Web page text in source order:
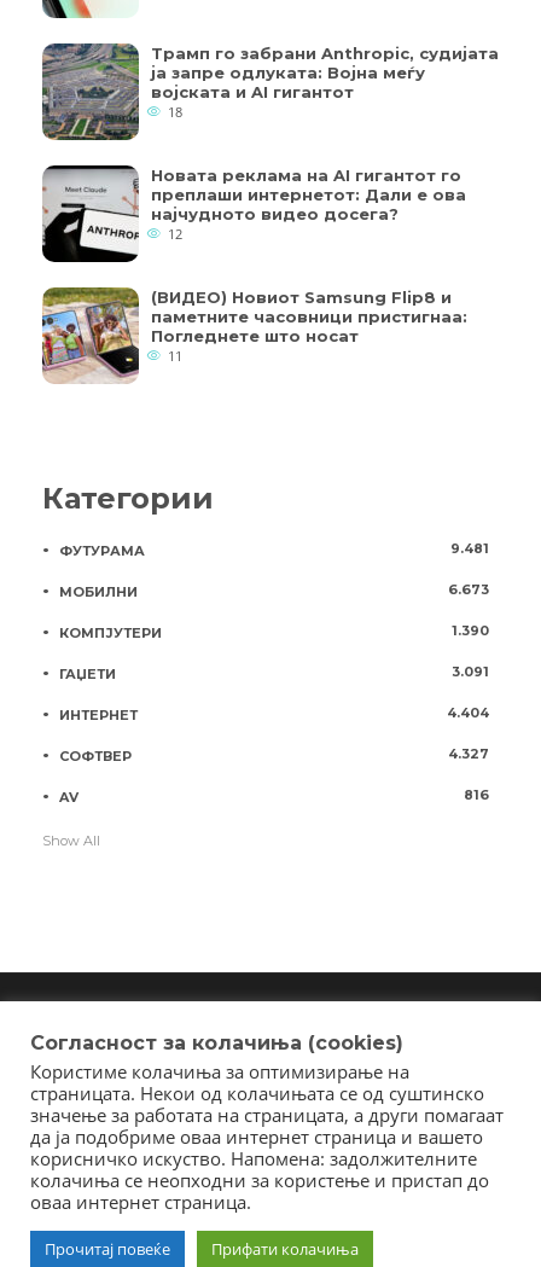
Трамп го забрани Anthropic, судијата
ја запре одлуката: Војна меѓу
војската и AI гигантот
18
Новата реклама на AI гигантот го
преплаши интернетот: Дали е ова
најчудното видео досега?
12
(ВИДЕО) Новиот Samsung Flip8 и
паметните часовници пристигнаа:
Погледнете што носат
11
Категории
ФУТУРАМА 9.481
МОБИЛНИ 6.673
КОМПЈУТЕРИ 1.390
ГАЏЕТИ 3.091
ИНТЕРНЕТ 4.404
СОФТВЕР 4.327
AV 816
Show All
Copyright © 2018 - Member of IAB Macedonia
Member of Clip Media Group / 2017
Согласност за колачиња (cookies)
Користиме колачиња за оптимизирање на
страницата. Некои од колачињата се од суштинско
значење за работата на страницата, а други помагаат
да ја подобриме оваа интернет страница и вашето
корисничко искуство. Напомена: задолжителните
колачиња се неопходни за користење и пристап до
оваа интернет страница.
Прочитај повеќе Прифати колачиња